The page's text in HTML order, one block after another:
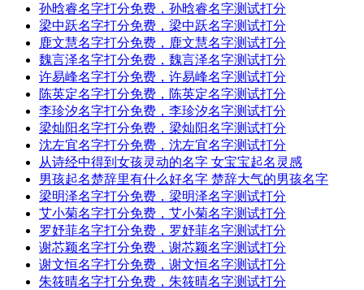
孙晗睿名字打分免费，孙晗睿名字测试打分
梁中跃名字打分免费，梁中跃名字测试打分
鹿文慧名字打分免费，鹿文慧名字测试打分
魏言泽名字打分免费，魏言泽名字测试打分
许易峰名字打分免费，许易峰名字测试打分
陈英定名字打分免费，陈英定名字测试打分
李珍汐名字打分免费，李珍汐名字测试打分
梁灿阳名字打分免费，梁灿阳名字测试打分
沈左宜名字打分免费，沈左宜名字测试打分
从诗经中得到女孩灵动的名字 女宝宝起名灵感
男孩起名楚辞里有什么好名字 楚辞大气的男孩名字
梁明泽名字打分免费，梁明泽名字测试打分
艾小菊名字打分免费，艾小菊名字测试打分
罗妤菲名字打分免费，罗妤菲名字测试打分
谢芯颖名字打分免费，谢芯颖名字测试打分
谢文恒名字打分免费，谢文恒名字测试打分
朱筱晴名字打分免费，朱筱晴名字测试打分